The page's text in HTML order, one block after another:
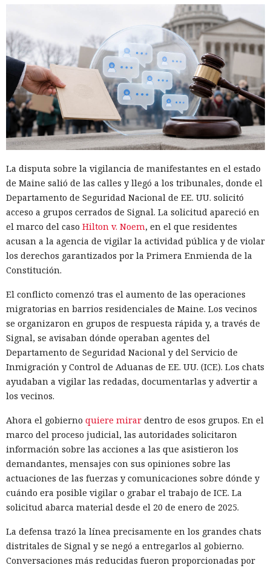
La disputa sobre la vigilancia de manifestantes en el estado
de Maine salió de las calles y llegó a los tribunales, donde el
Departamento de Seguridad Nacional de EE. UU. solicitó
acceso a grupos cerrados de Signal. La solicitud apareció en
el marco del caso Hilton v. Noem, en el que residentes
acusan a la agencia de vigilar la actividad pública y de violar
los derechos garantizados por la Primera Enmienda de la
Constitución.
El conflicto comenzó tras el aumento de las operaciones
migratorias en barrios residenciales de Maine. Los vecinos
se organizaron en grupos de respuesta rápida y, a través de
Signal, se avisaban dónde operaban agentes del
Departamento de Seguridad Nacional y del Servicio de
Inmigración y Control de Aduanas de EE. UU. (ICE). Los chats
ayudaban a vigilar las redadas, documentarlas y advertir a
los vecinos.
Ahora el gobierno quiere mirar dentro de esos grupos. En el
marco del proceso judicial, las autoridades solicitaron
información sobre las acciones a las que asistieron los
demandantes, mensajes con sus opiniones sobre las
actuaciones de las fuerzas y comunicaciones sobre dónde y
cuándo era posible vigilar o grabar el trabajo de ICE. La
solicitud abarca material desde el 20 de enero de 2025.
La defensa trazó la línea precisamente en los grandes chats
distritales de Signal y se negó a entregarlos al gobierno.
Conversaciones más reducidas fueron proporcionadas por